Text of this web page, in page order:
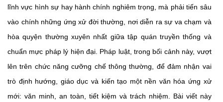
lĩnh vực hình sự hay hành chính nghiêm trọng, mà phải tiến sâu
vào chính những ứng xử đời thường, nơi diễn ra sự va chạm và
hòa quyện thường xuyên nhất giữa tập quán truyền thống và
chuẩn mực pháp lý hiện đại. Pháp luật, trong bối cảnh này, vượt
lên trên chức năng cưỡng chế thông thường, để đảm nhận vai
trò định hướng, giáo dục và kiến tạo một nền văn hóa ứng xử
mới: văn minh, an toàn, tiết kiệm và trách nhiệm. Bài viết này